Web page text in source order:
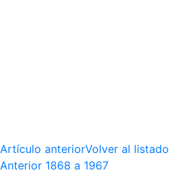
Artículo anteriorVolver al listado
Anterior 1868 a 1967